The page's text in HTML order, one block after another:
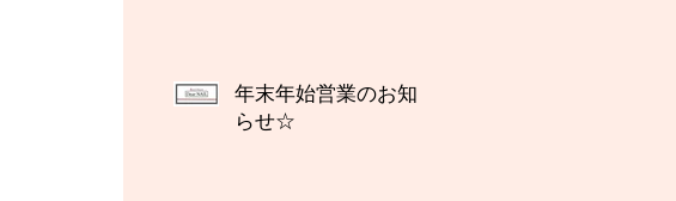
年末年始営業のお知
らせ☆